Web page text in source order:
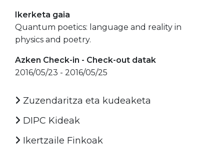
Ikerketa gaia
Quantum poetics: language and reality in
physics and poetry.
Azken Check-in - Check-out datak
2016/05/23 - 2016/05/25
Zuzendaritza eta kudeaketa
DIPC Kideak
Ikertzaile Finkoak